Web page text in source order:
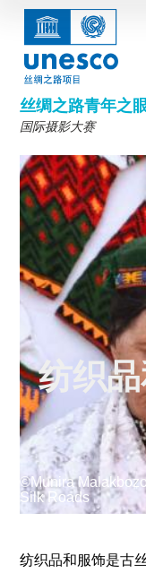
丝绸之路青年之
国际摄影大赛
Main
纺织
©Munira
Silk Roads
纺织品和服饰是古